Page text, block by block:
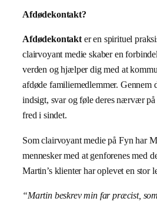
Afdødekontakt?
Afdødekontakter en spirituel
clairvoyant medie skaber en
verden og hjælper dig med at
afdøde familiemedlemmer. Gennem
indsigt, svar og føle deres nærvær på
fred i sindet.
Som clairvoyant medie på Fyn har
mennesker med at genforenes med
Martin’s klienter har oplevet en stor
“Martin beskrev min far præcist,